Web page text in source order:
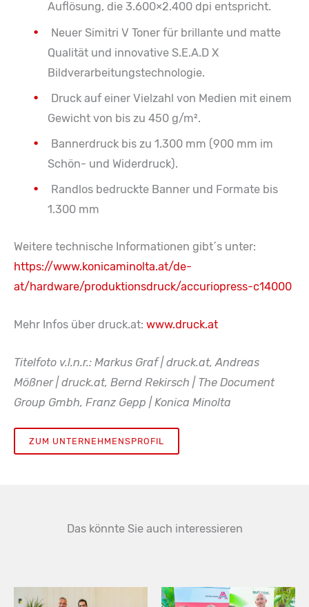
Auflösung, die 3.600×2.400 dpi entspricht.
Neuer Simitri V Toner für brillante und matte
Qualität und innovative S.E.A.D X
Bildverarbeitungstechnologie.
Druck auf einer Vielzahl von Medien mit einem
Gewicht von bis zu 450 g/m².
Bannerdruck bis zu 1.300 mm (900 mm im
Schön- und Widerdruck).
Randlos bedruckte Banner und Formate bis
1.300 mm
Weitere technische Informationen gibt´s unter:
https://www.konicaminolta.at/de-
at/hardware/produktionsdruck/accuriopress-c14000
Mehr Infos über druck.at: www.druck.at
Titelfoto v.l.n.r.: Markus Graf | druck.at, Andreas
Mößner | druck.at, Bernd Rekirsch | The Document
Group Gmbh, Franz Gepp | Konica Minolta
ZUM UNTERNEHMENSPROFIL
Das könnte Sie auch interessieren